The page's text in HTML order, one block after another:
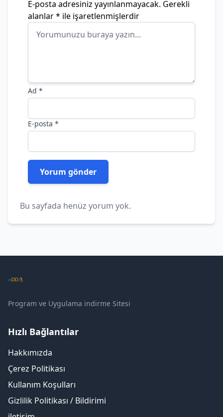
E-posta adresiniz yayınlanmayacak. Gerekli
alanlar* ile işaretlenmişlerdir
Ad *
E-posta *
Bu sayfada henüz yorum yok.
Program ve Uygulama indirme Sitesi
Hızlı Bağlantılar
Hakkımızda
Çerez Politikası
Kullanım Koşulları
Gizlilik Politikası / Bildirimi